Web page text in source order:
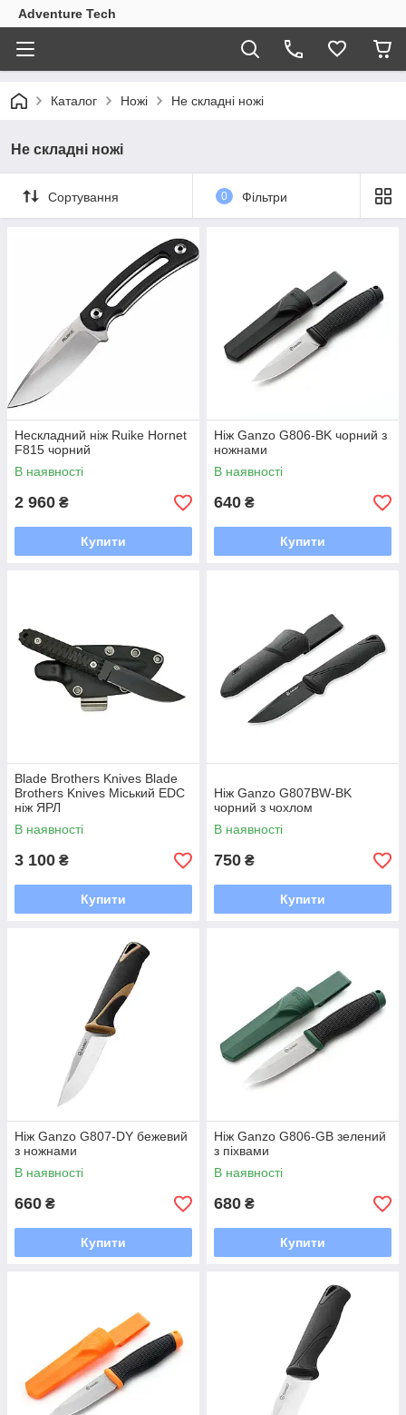
Adventure Tech
Каталог Ножі Не складні ножі
Не складні ножі
Сортування 0 Фільтри
Нескладний ніж Ruike Hornet
F815 чорний
В наявності
2 960 ₴
Купити
Ніж Ganzo G806-BK чорний з
ножнами
В наявності
640 ₴
Купити
Blade Brothers Knives Blade
Brothers Knives Міський EDC
ніж ЯРЛ
В наявності
3 100 ₴
Купити
Ніж Ganzo G807BW-BK
чорний з чохлом
В наявності
750 ₴
Купити
Ніж Ganzo G807-DY бежевий
з ножнами
В наявності
660 ₴
Купити
Ніж Ganzo G806-GB зелений
з піхвами
В наявності
680 ₴
Купити